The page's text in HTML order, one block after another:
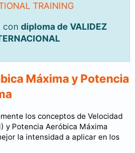
TRAINING
con diploma de VALIDEZ
Máxima y Potencia
los conceptos de Velocidad
y Potencia Aeróbica Máxima
la intensidad a aplicar en los